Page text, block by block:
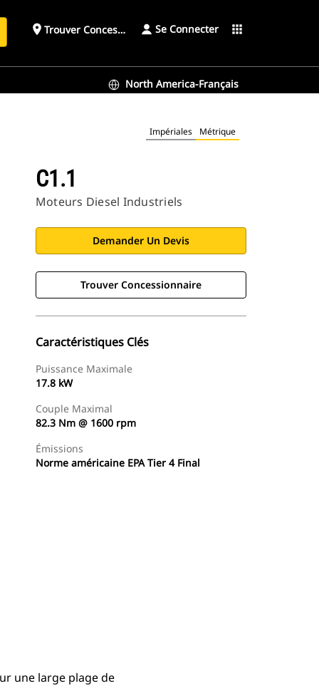
place Trouver ConcessionnaireSe Connecter apps
North America-Français
Impériales Métrique
C1.1
Moteurs Diesel Industriels
Demander Un Devis
Trouver Concessionnaire
Caractéristiques Clés
Puissance Maximale
17.8 kW
Couple Maximal
82.3 Nm @ 1600 rpm
Émissions
Norme américaine EPA Tier 4 Final
une large plage de